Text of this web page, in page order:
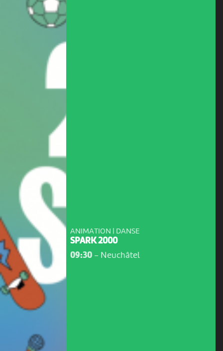
ANIMATION | DANSE
SPARK 2000
09:30- Neuchâtel